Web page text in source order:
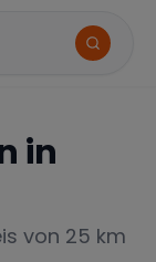
in
von 25 km